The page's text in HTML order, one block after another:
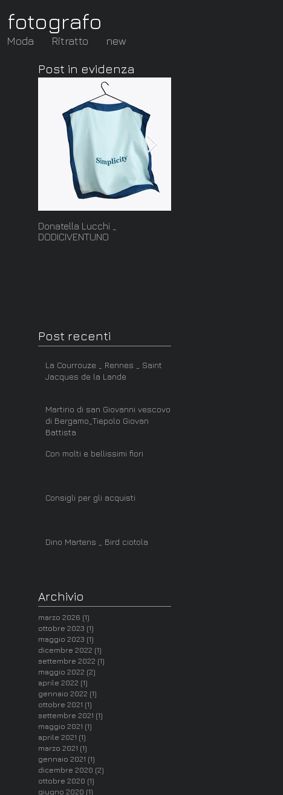
fotografo
Moda Ritratto new
Post in evidenza
Donatella Lucchi _
DODICIVENTUNO
Post recenti
La Courrouze _ Rennes _ Saint
Jacques de la Lande
Martirio di san Giovanni vescovo
di Bergamo_Tiepolo Giovan
Battista
Con molti e bellissimi fiori
Consigli per gli acquisti
Dino Martens _ Bird ciotola
Archivio
marzo 2026 (1)
ottobre 2023 (1)
maggio 2023 (1)
dicembre 2022 (1)
settembre 2022 (1)
maggio 2022 (2)
aprile 2022 (1)
gennaio 2022 (1)
ottobre 2021 (1)
settembre 2021 (1)
maggio 2021 (1)
aprile 2021 (1)
marzo 2021 (1)
gennaio 2021 (1)
dicembre 2020 (2)
ottobre 2020 (1)
giugno 2020 (1)